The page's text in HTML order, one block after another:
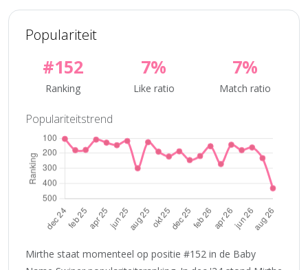
Populariteit
#152
Ranking
7%
Like ratio
7%
Match ratio
Populariteitstrend
Mirthe staat momenteel op positie #152 in de Baby